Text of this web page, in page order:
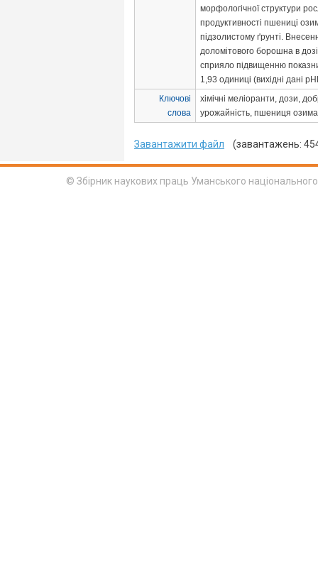
морфологічної структури
продуктивності пшениці
підзолистому ґрунті.
доломітового борошна в
сприяло підвищенню
1,93 одиниці (вихідні дані
Ключові
слова
хімічні меліоранти, дози,
урожайність, пшениця озима
Завантажити файл (завантажень:
© Збірник наукових праць Уманського